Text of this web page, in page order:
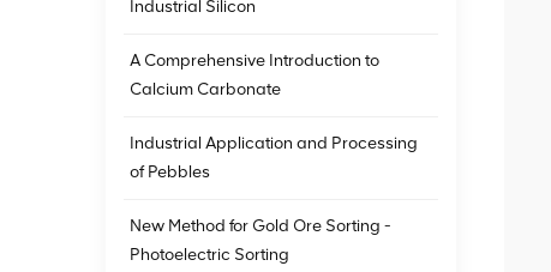
Industrial Silicon
A Comprehensive Introduction to
Calcium Carbonate
Industrial Application and Processing
of Pebbles
New Method for Gold Ore Sorting -
Photoelectric Sorting